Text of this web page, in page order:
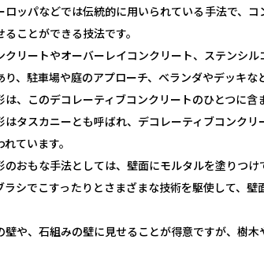
ロッパなどでは伝統的に用いられている手法で、
ことができる技法です。
クリートやオーバーレイコンクリート、ステンシ
り、駐車場や庭のアプローチ、ベランダやデッキな
は、このデコレーティブコンクリートのひとつに含
はタスカニーとも呼ばれ、デコレーティブコンク
ています。
のおもな手法としては、壁面にモルタルを塗りつ
ラシでこすったりとさまざまな技術を駆使して、
壁や、石組みの壁に見せることが得意ですが、樹木